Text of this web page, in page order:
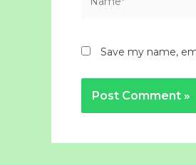
Save my name,